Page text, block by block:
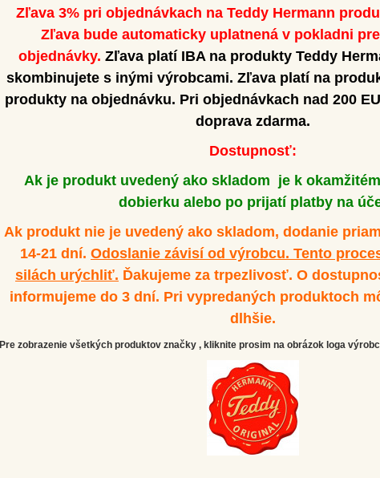
Zľava 3% pri objednávkach na Teddy Hermann
Zľava bude automaticky uplatnená v pokladni
objednávky. Zľava platí IBA na produkty Teddy
skombinujete s inými výrobcami. Zľava platí na
produkty na objednávku. Pri objednávkach nad 200
doprava zdarma.
Dostupnosť:
Ak je produkt uvedený ako skladom je k
dobierku alebo po prijatí platby na
Ak produkt nie je uvedený ako skladom, dodanie
14-21 dní. Odoslanie závisí od výrobcu. Tento
silách urýchliť. Ďakujeme za trpezlivosť. O
informujeme do 3 dní. Pri vypredaných produktoch
dlhšie.
Pre zobrazenie všetkých produktov značky , kliknite prosim na obrázok loga